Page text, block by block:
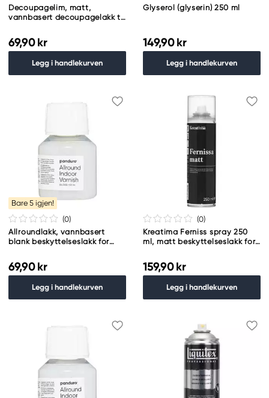
Decoupagelim, matt,
vannbasert decoupagelakk til
69,90 kr
Legg i handlekurven
Glyserol (glyserin) 250 ml
149,90 kr
Legg i handlekurven
Bare 5 igjen!
(0)
Allroundlakk, vannbasert
blank beskyttelseslakk for
69,90 kr
Legg i handlekurven
(0)
Kreatima Ferniss spray 250
ml, matt beskyttelseslakk for
159,90 kr
Legg i handlekurven